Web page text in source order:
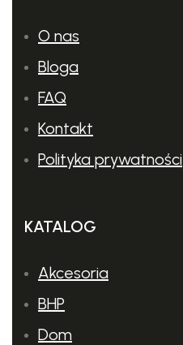
O nas
Bloga
FAQ
Kontakt
Polityka prywatności
KATALOG
Akcesoria
BHP
Dom